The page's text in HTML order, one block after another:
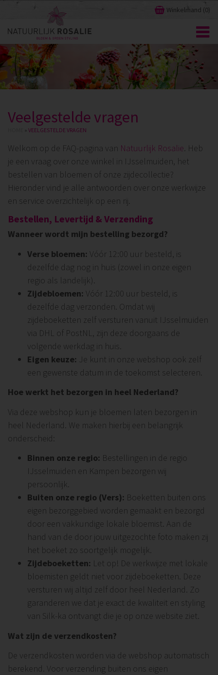
Winkelmand (0)
Veelgestelde vragen
» VEELGESTELDE VRAGEN
Welkom op de FAQ-pagina van Natuurlijk Rosalie. Heb
je een vraag over onze winkel in IJsselmuiden, het
bestellen van bloemen of onze zijdecollectie?
Hieronder vind je alle antwoorden over onze werkwijze
en service overzichtelijk op een rij.
Bestellen, Levertijd & Verzending
Wanneer wordt mijn bestelling bezorgd?
Verse bloemen: Vóór 12:00 uur besteld, is
dezelfde dag nog in huis (zowel in onze eigen
regio als landelijk).
Zijdebloemen: Vóór 12:00 uur besteld, is
dezelfde dag verzonden. Omdat wij
zijdeboeketten zelf versturen vanuit IJsselmuiden
via DHL of PostNL, zijn deze doorgaans de
volgende werkdag in huis.
Eigen keuze: Je kunt in onze webshop ook zelf
een gewenste datum in de toekomst selecteren.
Hoe werkt het bezorgen in heel Nederland?
Via deze webshop kun je bloemen laten bezorgen in
heel Nederland. We maken hierbij een belangrijk
onderscheid:
Binnen onze regio: Bestellingen in de regio
IJsselmuiden en Kampen bezorgen wij
persoonlijk.
Buiten onze regio (Vers): Boeketten buiten ons
eigen bezorggebied worden gemaakt en bezorgd
door een vakkundige lokale bloemist. Aan de
hand van de door jouw uitgezochte foto maken zij
het boeket zo soortgelijk mogelijk.
Zijdeboeketten: Let op! De werkwijze met lokale
bloemisten geldt niet voor zijdeboeketten. Deze
versturen wij altijd zelf door heel Nederland. Zo
garanderen we dat je exact de kwaliteit en styling
van Silk-ka ontvangt die je op onze website ziet.
Wat zijn de verzendkosten?
De verzendkosten worden via de webshop automatisch
berekend. Voor verzending buiten ons eigen